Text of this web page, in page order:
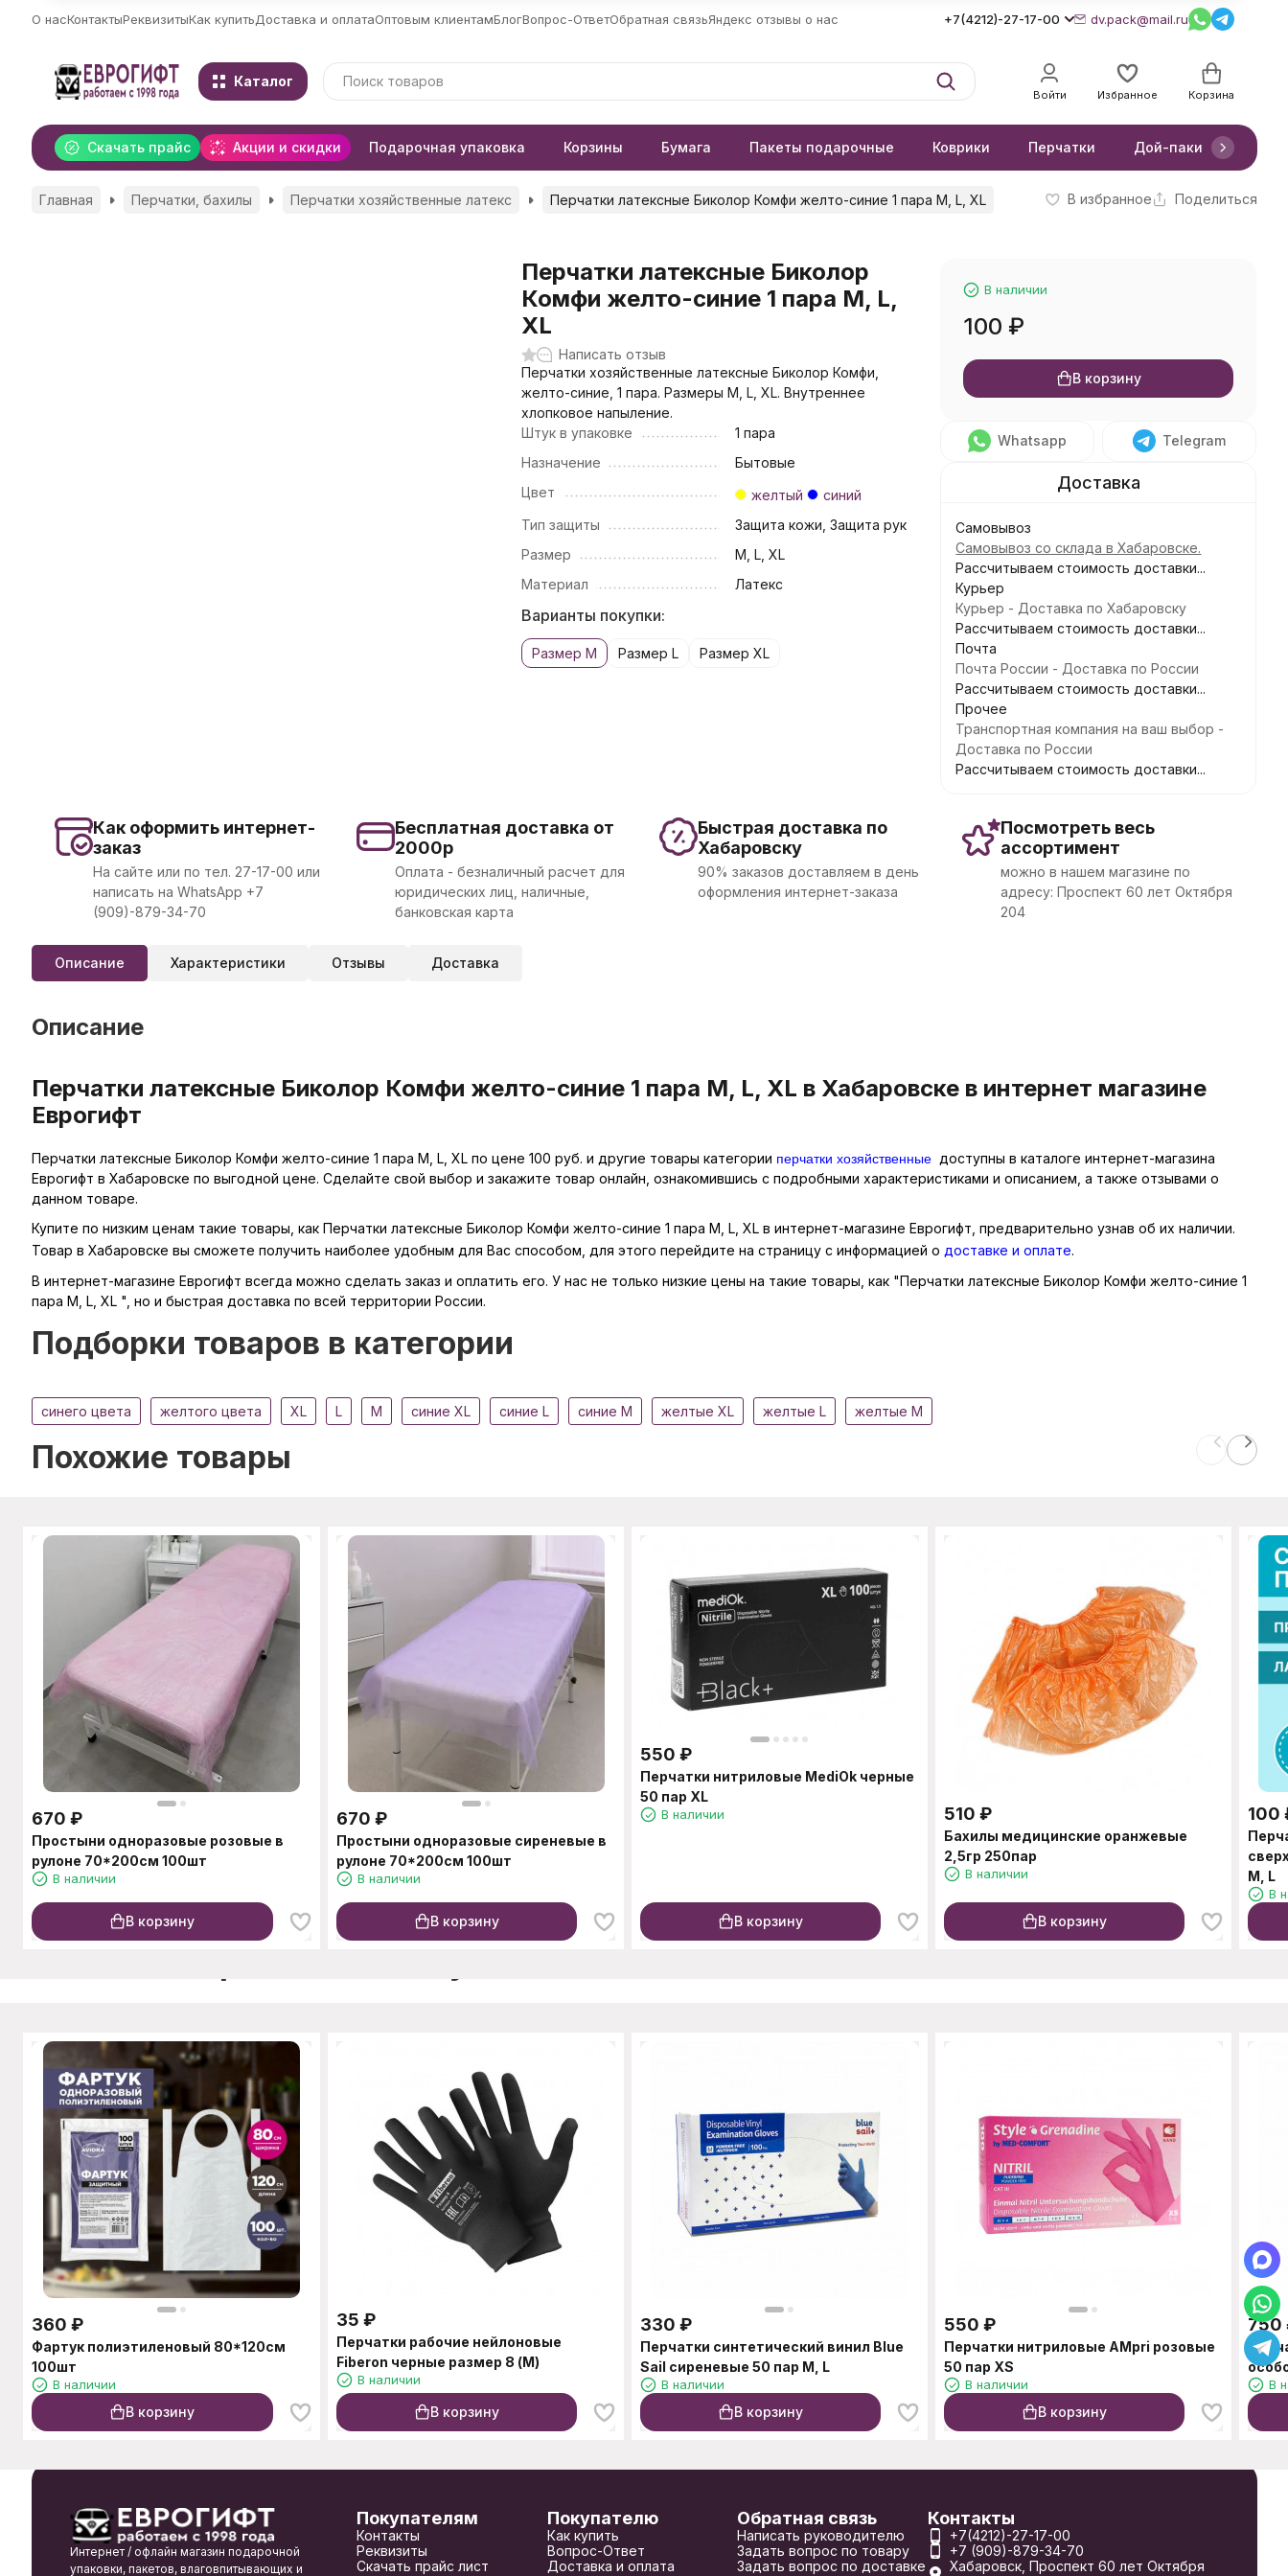
О насКонтактыРеквизитыКак купитьДоставка и оплатаОптовым клиентамБлогВопрос-ОтветОбратная связьЯндекс отзывы о нас +7(4212)-27-17-00 dv.pack@mail.ru
Каталог
Войти Избранное Корзина
Скачать прайс Акции и скидки Подарочная упаковка Корзины Бумага Пакеты подарочные Коврики Перчатки Дой-паки
Главная Перчатки, бахилы Перчатки хозяйственные латекс Перчатки латексные Биколор Комфи желто-синие 1 пара M, L, XL В избранное Поделиться
Перчатки латексные Биколор
Комфи желто-синие 1 пара M, L,
XL
Написать отзыв
Перчатки хозяйственные латексные Биколор Комфи,
желто-синие, 1 пара. Размеры M, L, XL. Внутреннее
хлопковое напыление.
Штук в упаковке
1 пара
Назначение
Бытовые
Цвет
желтый
синий
Тип защиты
Защита кожи, Защита рук
Размер
M, L, XL
Материал
Латекс
Варианты покупки:
Размер M Размер L Размер XL
В наличии
100 ₽
В корзину
Whatsapp Telegram
Самовывоз
Самовывоз со склада в Хабаровске.
Рассчитываем стоимость доставки...
Курьер
Курьер - Доставка по Хабаровску
Рассчитываем стоимость доставки...
Почта
Почта России - Доставка по России
Рассчитываем стоимость доставки...
Прочее
Транспортная компания на ваш выбор -
Доставка по России
Рассчитываем стоимость доставки...
Как оформить интернет-
заказ
На сайте или по тел. 27-17-00 или
написать на WhatsApp +7
(909)-879-34-70
Бесплатная доставка от
2000р
Оплата - безналичный расчет для
юридических лиц, наличные,
банковская карта
Быстрая доставка по
Хабаровску
90% заказов доставляем в день
оформления интернет-заказа
Посмотреть весь
ассортимент
можно в нашем магазине по
адресу: Проспект 60 лет Октября
204
Описание Характеристики Отзывы Доставка
Описание
Перчатки латексные Биколор Комфи желто-синие 1 пара M, L, XL в Хабаровске в интернет магазине
Еврогифт
Перчатки латексные Биколор Комфи желто-синие 1 пара M, L, XL по цене 100 руб. и другие товары категории перчатки хозяйственные доступны в каталоге интернет-магазина
Еврогифт в Хабаровске по выгодной цене. Сделайте свой выбор и закажите товар онлайн, ознакомившись с подробными характеристиками и описанием, а также отзывами о
данном товаре.
Купите по низким ценам такие товары, как Перчатки латексные Биколор Комфи желто-синие 1 пара M, L, XL в интернет-магазине Еврогифт, предварительно узнав об их наличии.
Товар в Хабаровске вы сможете получить наиболее удобным для Вас способом, для этого перейдите на страницу с информацией о доставке и оплате.
В интернет-магазине Еврогифт всегда можно сделать заказ и оплатить его. У нас не только низкие цены на такие товары, как "Перчатки латексные Биколор Комфи желто-синие 1
пара M, L, XL ", но и быстрая доставка по всей территории России.
Подборки товаров в категории
синего цвета желтого цвета XL L M синие XL синие L синие M желтые XL желтые L желтые M
Похожие товары
670 ₽
Простыни одноразовые розовые в
рулоне 70*200см 100шт
В наличии
В корзину
670 ₽
Простыни одноразовые сиреневые в
рулоне 70*200см 100шт
В наличии
В корзину
550 ₽
Перчатки нитриловые MediOk черные
50 пар XL
В наличии
В корзину
510 ₽
Бахилы медицинские оранжевые
2,5гр 250пар
В наличии
В корзину
100
M, L
В
360 ₽
Фартук полиэтиленовый 80*120см
100шт
В наличии
В корзину
35 ₽
Перчатки рабочие нейлоновые
Fiberon черные размер 8 (М)
В наличии
В корзину
330 ₽
Перчатки синтетический винил Blue
Sail сиреневые 50 пар M, L
В наличии
В корзину
550 ₽
Перчатки нитриловые AMpri розовые
50 пар XS
В наличии
В корзину
750
В
Интернет / офлайн магазин подарочной
упаковки, пакетов, влаговпитывающих и
Покупателям
Контакты
Реквизиты
Скачать прайс лист
Покупателю
Как купить
Вопрос-Ответ
Доставка и оплата
Обратная связь
Написать руководителю
Задать вопрос по товару
Задать вопрос по доставке
Контакты
+7(4212)-27-17-00
+7 (909)-879-34-70
Хабаровск, Проспект 60 лет Октября